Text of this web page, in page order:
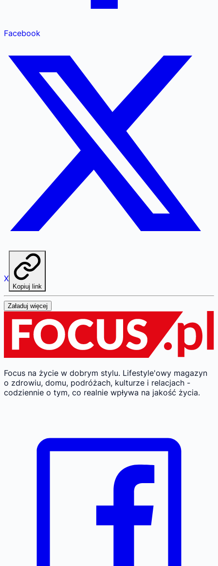
Facebook
X
Kopiuj link
Załaduj więcej
Focus na życie w dobrym stylu. Lifestyle'owy magazyn
o zdrowiu, domu, podróżach, kulturze i relacjach -
codziennie o tym, co realnie wpływa na jakość życia.